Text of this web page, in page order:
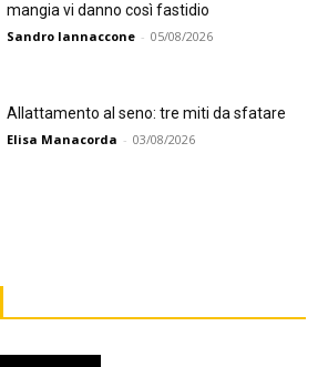
mangia vi danno così fastidio
Sandro Iannaccone - 05/08/2026
Allattamento al seno: tre miti da sfatare
Elisa Manacorda - 03/08/2026